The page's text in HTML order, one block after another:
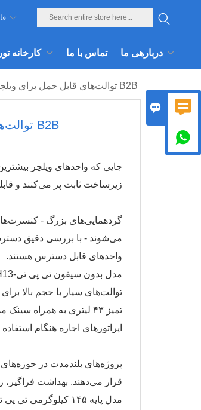
کارخانه تور تماس با ما دربارهی ما
توالت‌های قابل حمل برای ویلچر در سال ۲۰۲۶: راهنمای منبع‌یابی B2B
توالت‌های قابل حمل برای ویلچر در سال ۲۰۲۶: راهنمای منبع‌یابی B2B
جایی که واحدهای ویلچر
زیرساخت ثابت پر می‌کنند و
می‌شوند - با بررسی دقیق
واحدهای قابل دسترس هستند.
توالت‌های سیار با حجم بالا
تمیز ۴۳ لیتری به
اپراتورهای اجاره هنگام
پروژه‌های بلندمدت در
قرار می‌دهند. بهداشت فراگیر،
 
